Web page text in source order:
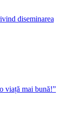
diseminarea
viață mai bună!”